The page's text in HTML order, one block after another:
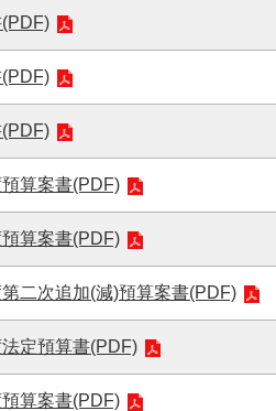
算案書(PDF)
算案書(PDF)
二次追加(減)預算案書(PDF)
定預算書(PDF)
算案書(PDF)